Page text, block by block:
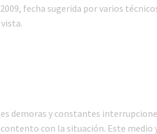
fecha sugerida por varios
demoras y constantes
con la situación. Este medio